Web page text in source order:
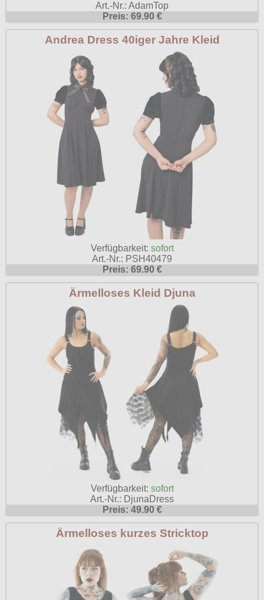
Poizen Industries
Queen of Darkness
Rockabella
Sinister
Spin Doctor
Surplus
Vixxsin
Voodoo Vixen
Warrior Clothing
Gothic Shop
Hot Rod
Mods
Art.-Nr.: AdamTop
Preis: 69.90 €
Andrea Dress 40iger Jahre Kleid
Verfügbarkeit: sofort
Art.-Nr.: PSH40479
Preis: 69.90 €
Ärmelloses Kleid Djuna
Verfügbarkeit: sofort
Art.-Nr.: DjunaDress
Preis: 49.90 €
Ärmelloses kurzes Stricktop